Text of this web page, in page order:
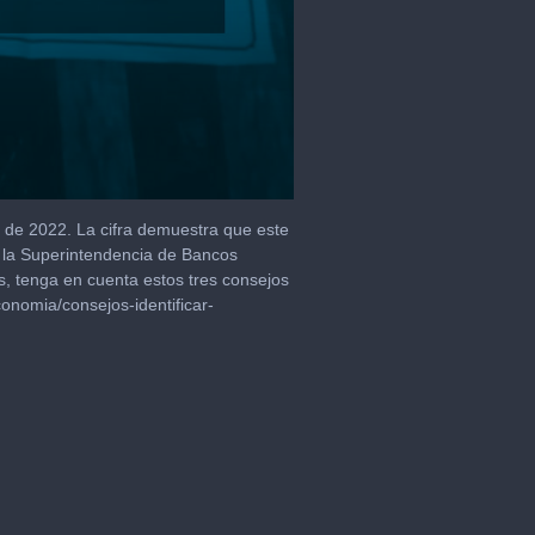
2022. La cifra demuestra que este
Superintendencia de Bancos
tenga en cuenta estos tres consejos
consejos-identificar-